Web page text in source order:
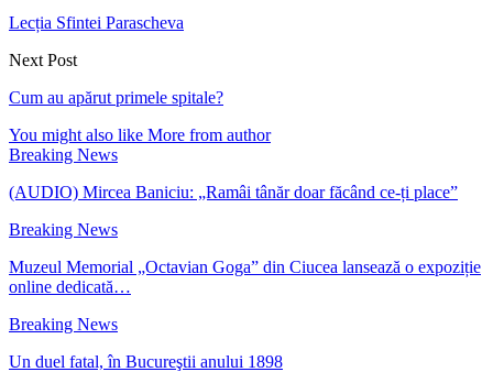
Lecția Sfintei Parascheva
Next Post
Cum au apărut primele spitale?
You might also like More from author
Breaking News
(AUDIO) Mircea Baniciu: „Ramâi tânăr doar făcând ce-ți place”
Breaking News
Muzeul Memorial „Octavian Goga” din Ciucea lansează o expoziție
online dedicată…
Breaking News
Un duel fatal, în Bucureştii anului 1898